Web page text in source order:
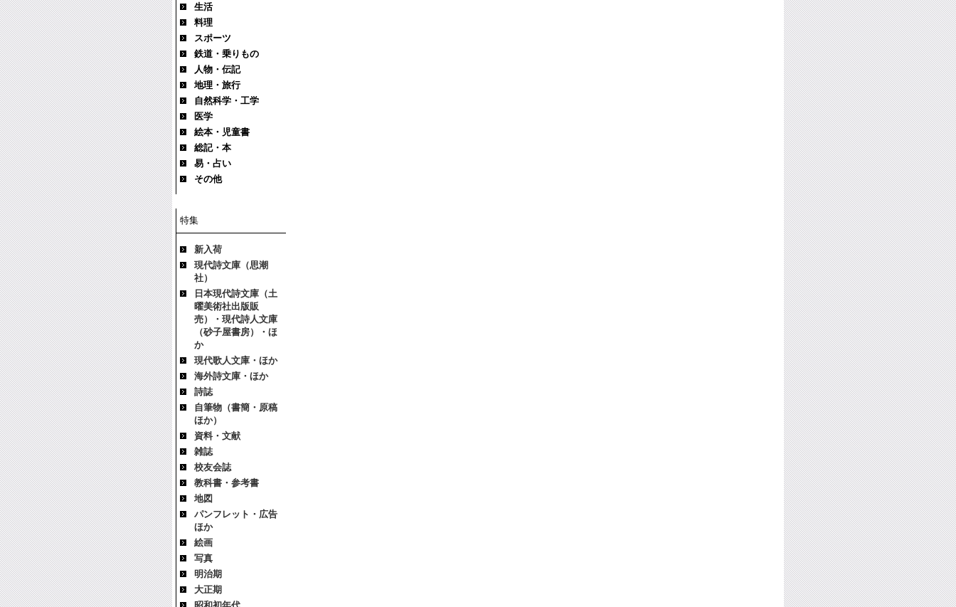
生活
料理
スポーツ
鉄道・乗りもの
人物・伝記
地理・旅行
自然科学・工学
医学
絵本・児童書
総記・本
易・占い
その他
特集
新入荷
現代詩文庫（思潮
社）
日本現代詩文庫（土
曜美術社出版販
売）・現代詩人文庫
（砂子屋書房）・ほ
か
現代歌人文庫・ほか
海外詩文庫・ほか
詩誌
自筆物（書簡・原稿
ほか）
資料・文献
雑誌
校友会誌
教科書・参考書
地図
パンフレット・広告
ほか
絵画
写真
明治期
大正期